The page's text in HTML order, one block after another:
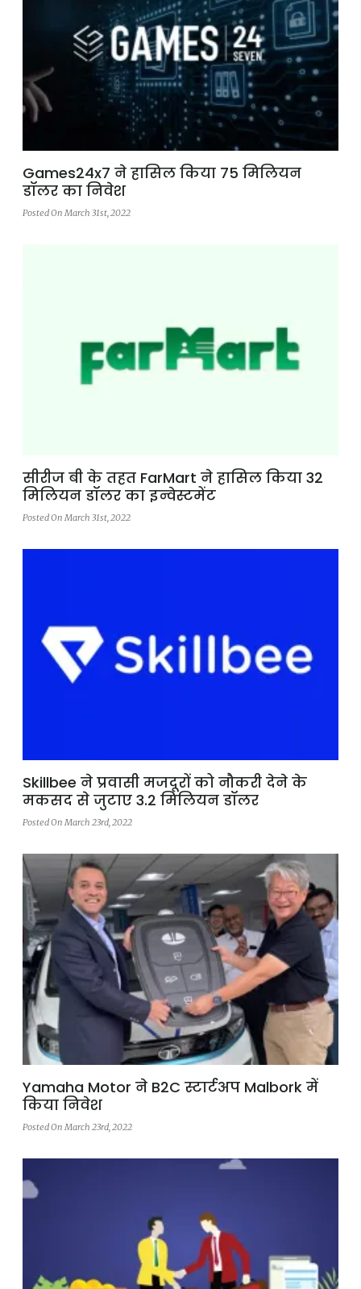
Games24x7 ने हासिल किया 75 मिलियन
डॉलर का निवेश
Posted On March 31st, 2022
सीरीज बी के तहत FarMart ने हासिल किया 32
मिलियन डॉलर का इन्वेस्टमेंट
Posted On March 31st, 2022
Skillbee ने प्रवासी मजदूरों को नौकरी देने के
मकसद से जुटाए 3.2 मिलियन डॉलर
Posted On March 23rd, 2022
Yamaha Motor ने B2C स्टार्टअप Malbork में
किया निवेश
Posted On March 23rd, 2022